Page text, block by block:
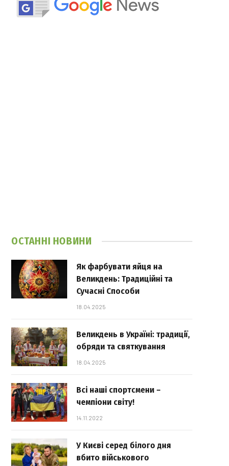
ОСТАННІ НОВИНИ
Як фарбувати яйця на
Великдень: Традиційні та
Сучасні Способи
18.04.2025
Великдень в Україні: традиції,
обряди та святкування
18.04.2025
Всі наші спортсмени –
чемпіони світу!
14.11.2022
У Києві серед білого дня
вбито військового